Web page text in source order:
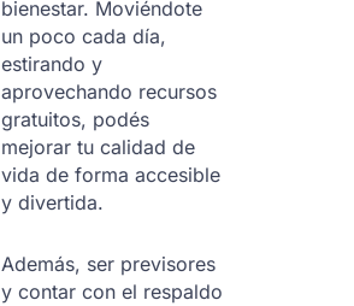
bienestar. Moviéndote
un poco cada día,
estirando y
aprovechando recursos
gratuitos, podés
mejorar tu calidad de
vida de forma accesible
y divertida.
Además, ser previsores
y contar con el respaldo